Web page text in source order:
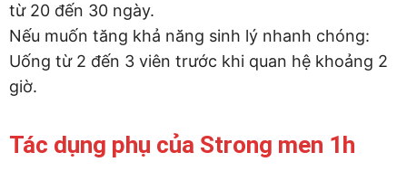
từ 20 đến 30 ngày.
Nếu muốn tăng khả năng sinh lý nhanh chóng:
Uống từ 2 đến 3 viên trước khi quan hệ khoảng 2
giờ.
Tác dụng phụ của Strong men 1h